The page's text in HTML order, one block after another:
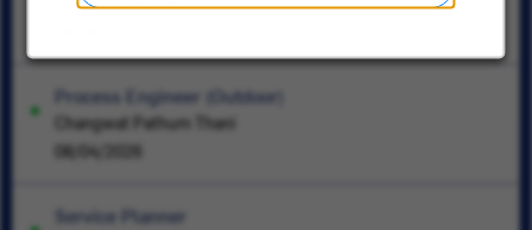
Process Engineer (Outdoor)
Changwat Pathum Thani
08/04/2026
Service Planner